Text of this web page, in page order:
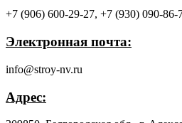
+7 (906) 600-29-27, +7 (930) 090-86-
Электронная почта:
info@stroy-nv.ru
Адрес: